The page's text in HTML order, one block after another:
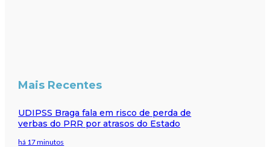
Mais Recentes
UDIPSS Braga fala em risco de perda de
verbas do PRR por atrasos do Estado
há 17 minutos